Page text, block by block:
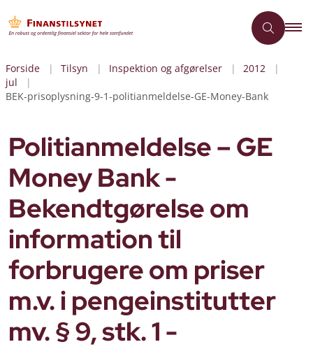
Forside Tilsyn Inspektion og afgørelser
2012
jul
BEK-prisoplysning-9-1-politianmeldelse-GE-Money-Bank
Politianmeldelse – GE
Money Bank -
Bekendtgørelse om
information til
forbrugere om priser
m.v. i pengeinstitutter
mv. § 9, stk. 1 -